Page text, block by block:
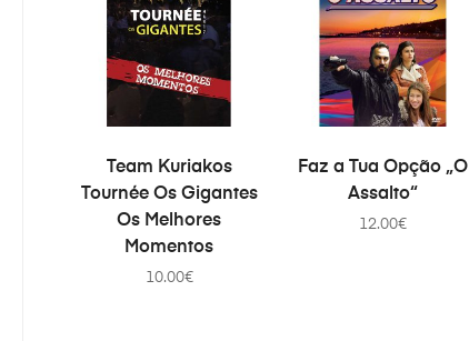
PRIDAŤ DO KOŠÍKA
Team Kuriakos
Tournée Os Gigantes
Os Melhores
Momentos
10.00€
PRIDAŤ DO KOŠÍKA
Faz a Tua Opção „O
Assalto“
12.00€